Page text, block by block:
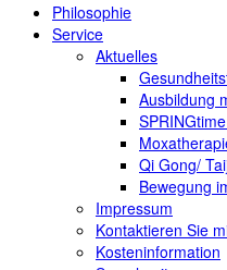
Philosophie
Service
Aktuelles
Ausbildung
Qi Gong/
Bewegung
Impressum
Kontaktieren Sie
Kosteninformation